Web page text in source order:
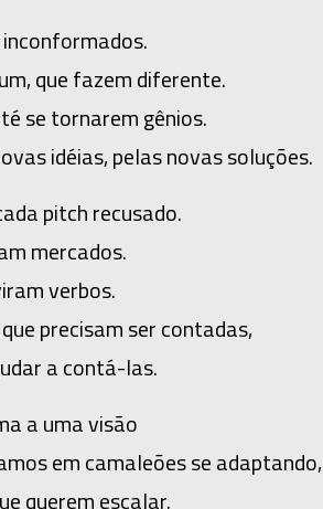
que fazem diferente.
se tornarem gênios.
idéias, pelas novas soluções.
pitch recusado.
mercados.
verbos.
precisam ser contadas,
a contá-las.
a uma visão
em camaleões se adaptando,
querem escalar.